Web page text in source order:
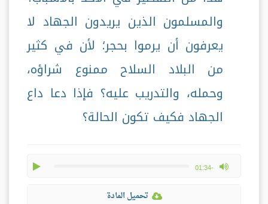
والمسلمون الذين يريدون الجهاد لا
يعرفون أن يرموا بحجر؛ لأن في كثير
من البلاد السلاح ممنوع شراؤه،
وحمله، والتدريب عليه؟ فإذا دعا داع
الجهاد فكيف تكون الحالة؟
-01:34
max volume
تحميل المادة